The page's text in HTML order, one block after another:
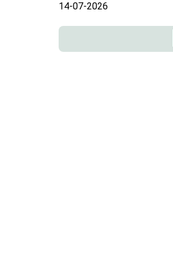
14-07-2026